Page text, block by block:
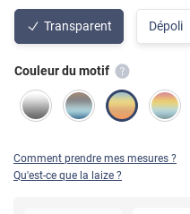
Transparent Dépoli
Couleur du motif
Comment prendre mes mesures ?
Qu'est-ce que la laize ?